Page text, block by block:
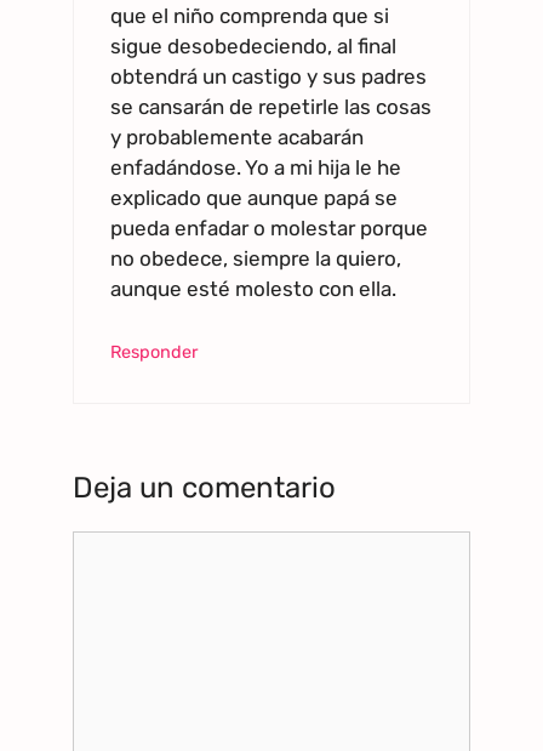
que el niño comprenda que si
sigue desobedeciendo, al final
obtendrá un castigo y sus padres
se cansarán de repetirle las cosas
y probablemente acabarán
enfadándose. Yo a mi hija le he
explicado que aunque papá se
pueda enfadar o molestar porque
no obedece, siempre la quiero,
aunque esté molesto con ella.
Responder
Deja un comentario